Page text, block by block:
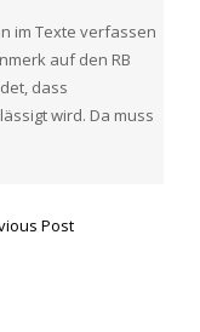
im Texte verfassen
auf den RB
dass
wird. Da muss
Post